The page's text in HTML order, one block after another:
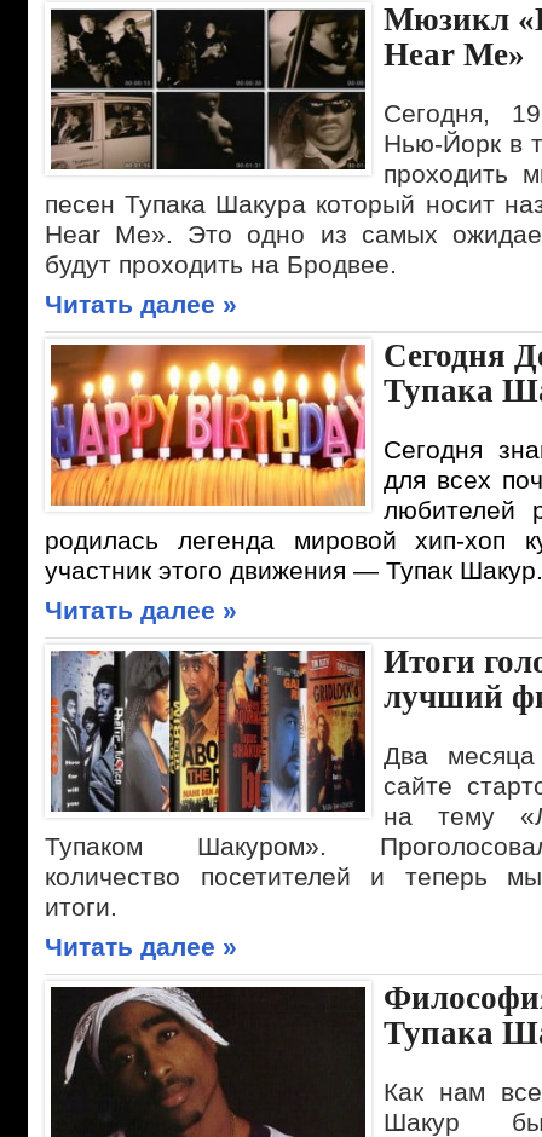
Мюзикл
Hear Me»
Сегодня,
Нью-Йорк в
проходить
песен Тупака Шакура который носит
Hear Me». Это одно из самых
будут проходить на Бродвее.
Читать далее »
Сегодня
Тупака
Сегодня
для всех
любителей
родилась легенда мировой хип-хоп
участник этого движения — Тупак Шакур.
Читать далее »
Итоги
лучший
Два
сайте
на тему
Тупаком Шакуром».
количество посетителей и теперь
итоги.
Читать далее »
Тупака
Как нам
Шакур